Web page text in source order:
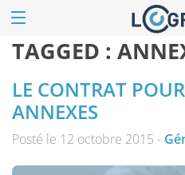
TAGGED :
LE CONTRAT
ANNEXES
Posté le 12 octobre 2015 -